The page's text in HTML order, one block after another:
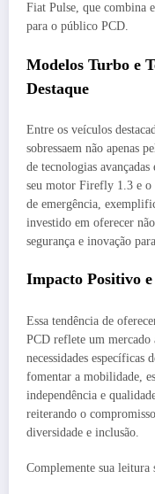
Fiat Pulse, que combina
para o público PCD.
Modelos Turbo e
Destaque
Entre os veículos
sobressaem não apenas
de tecnologias
seu motor Firefly 1.3 e o
de emergência,
investido em oferecer
segurança e inovação
Impacto Positivo
Essa tendência de
PCD reflete um mercado
necessidades específicas
fomentar a mobilidade,
independência e
reiterando o
diversidade e inclusão.
Complemente sua leitura